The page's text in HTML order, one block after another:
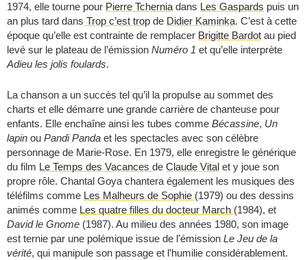
1974, elle tourne pour Pierre Tchernia dans Les Gaspards puis un
an plus tard dans Trop c’est trop de Didier Kaminka. C’est à cette
époque qu’elle est contrainte de remplacer Brigitte Bardot au pied
levé sur le plateau de l’émission Numéro 1 et qu’elle interprète
Adieu les jolis foulards.
La chanson a un succès tel qu’il la propulse au sommet des
charts et elle démarre une grande carrière de chanteuse pour
enfants. Elle enchaîne ainsi les tubes comme Bécassine, Un
lapin ou Pandi Panda et les spectacles avec son célèbre
personnage de Marie-Rose. En 1979, elle enregistre le générique
du film Le Temps des Vacances de Claude Vital et y joue son
propre rôle. Chantal Goya chantera également les musiques des
téléfilms comme Les Malheurs de Sophie (1979) ou des dessins
animés comme Les quatre filles du docteur March (1984), et
David le Gnome (1987). Au milieu des années 1980, son image
est ternie par une polémique issue de l’émission Le Jeu de la
vérité, qui manipule son passage et l’humilie considérablement.